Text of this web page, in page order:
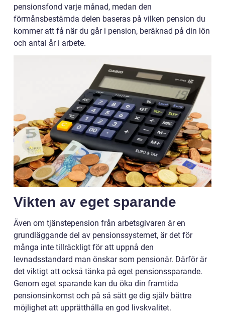
pensionsfond varje månad, medan den
förmånsbestämda delen baseras på vilken pension du
kommer att få när du går i pension, beräknad på din lön
och antal år i arbete.
Vikten av eget sparande
Även om tjänstepension från arbetsgivaren är en
grundläggande del av pensionssystemet, är det för
många inte tillräckligt för att uppnå den
levnadsstandard man önskar som pensionär. Därför är
det viktigt att också tänka på eget pensionssparande.
Genom eget sparande kan du öka din framtida
pensionsinkomst och på så sätt ge dig själv bättre
möjlighet att upprätthålla en god livskvalitet.